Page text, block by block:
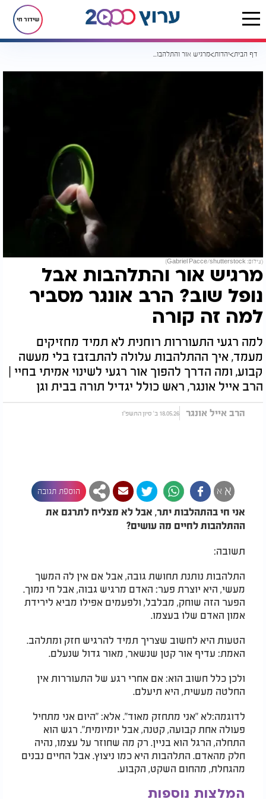
שידור חי
דף הבית יהדות מרגיש אור והתלהבות אבל נופל שוב? הרב אונגר מסביר למה זה קורה
(צילום: Gabriel Pacce/shutterstock)
מרגיש אור והתלהבות אבל
נופל שוב? הרב אונגר מסביר
למה זה קורה
למה רגעי התעוררות רוחנית לא תמיד מחזיקים
מעמד, איך ההתלהבות עלולה להתבזבז בלי מעשה
קבוע, ומה הדרך להפוך אור רגעי לשינוי אמיתי בחיי |
הרב אייל אונגר, ראש כולל יגדיל תורה בבית וגן
הרב אייל אונגר 18.05.26 ב' סיון התשפ"ו
א א הוספת תגובה
אני חי בהתהלבות יתר, אבל לא מצליח לתרגם את
ההתלהבות לחיים מה עושים?
תשובה:
התלהבות נותנת תחושת גובה, אבל אם אין לה המשך
מעשי, היא יוצרת פער: האדם מרגיש גבוה, אבל חי נמוך.
הפער הזה שוחק, מבלבל, ולפעמים אפילו מביא לירידת
אמון האדם שלו בעצמו.
הטעות היא לחשוב שצריך תמיד להרגיש חזק ומתלהב.
האמת: עדיף אור קטן שנשאר, מאור גדול שנעלם.
ולכן כלל חשוב הוא: אם אחרי רגע של התעוררות אין
החלטה מעשית, היא תיעלם.
לדוגמה:לא "אני מתחזק מאוד". אלא: "היום אני מתחיל
פעולה אחת קבועה, קטנה, אבל יומיומית". רגש הוא
התחלה, הרגל הוא בניין. רק מה שחוזר על עצמו, נהיה
חלק מהאדם. התלהבות היא כמו ניצוץ. אבל החיים נבנים
מהגחלת, מהחום השקט, הקבוע.
המלצות נוספות